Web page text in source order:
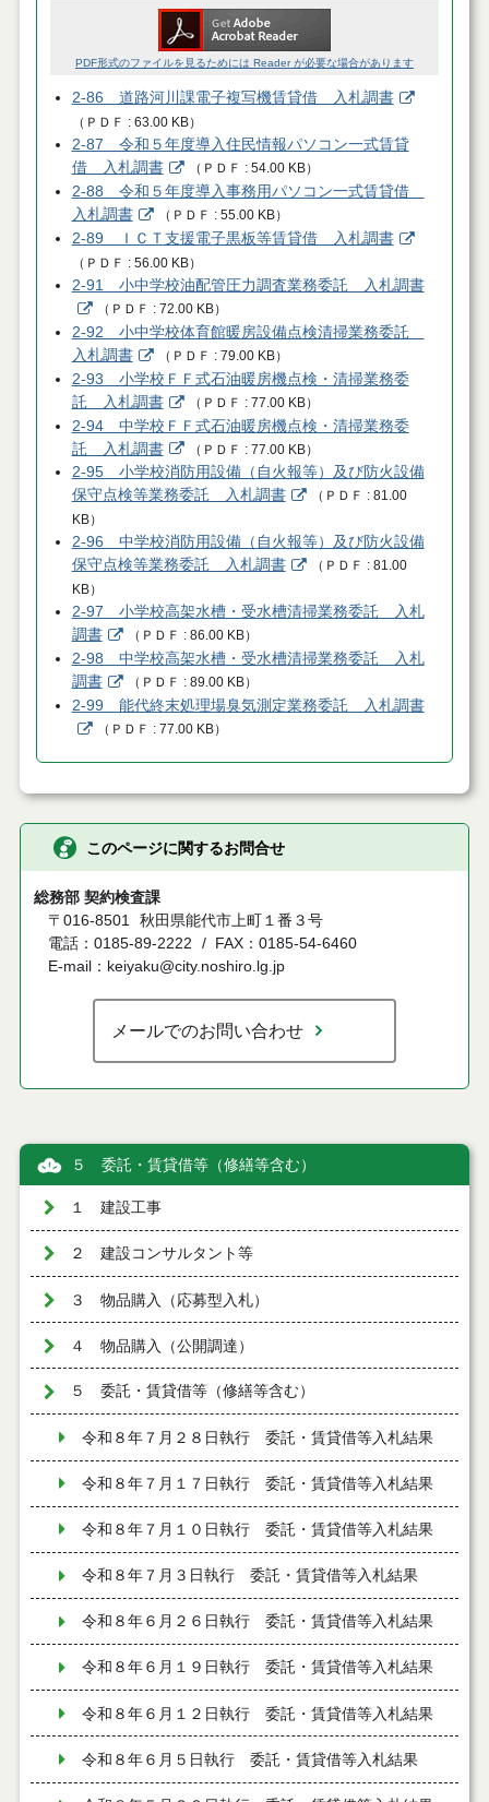
PDF形式のファイルを見るためには Reader が必要な場合があります
2-86 道路河川課電子複写機賃貸借 入札調書
（ ＰＤＦ 63.00 KB）
2-87 令和５年度導入住民情報パソコン一式賃貸
借 入札調書
（ ＰＤＦ 54.00 KB）
2-88 令和５年度導入事務用パソコン一式賃貸借
入札調書
（ ＰＤＦ 55.00 KB）
2-89 ＩＣＴ支援電子黒板等賃貸借 入札調書
（ ＰＤＦ 56.00 KB）
2-91 小中学校油配管圧力調査業務委託 入札調書
（ ＰＤＦ 72.00 KB）
2-92 小中学校体育館暖房設備点検清掃業務委託
入札調書
（ ＰＤＦ 79.00 KB）
2-93 小学校ＦＦ式石油暖房機点検・清掃業務委
託 入札調書
（ ＰＤＦ 77.00 KB）
2-94 中学校ＦＦ式石油暖房機点検・清掃業務委
託 入札調書
（ ＰＤＦ 77.00 KB）
2-95 小学校消防用設備（自火報等）及び防火設備
保守点検等業務委託 入札調書
（ ＰＤＦ
81.00
KB）
2-96 中学校消防用設備（自火報等）及び防火設備
保守点検等業務委託 入札調書
（ ＰＤＦ
81.00
KB）
2-97 小学校高架水槽・受水槽清掃業務委託 入札
調書
（ ＰＤＦ 86.00 KB）
2-98 中学校高架水槽・受水槽清掃業務委託 入札
調書
（ ＰＤＦ 89.00 KB）
2-99 能代終末処理場臭気測定業務委託 入札調書
（ ＰＤＦ 77.00 KB）
このページに関するお問合せ
総務部 契約検査課
〒016-8501 秋田県能代市上町１番３号
電話：0185-89-2222
FAX：0185-54-6460
E-mail：keiyaku@city.noshiro.lg.jp
メールでのお問い合わせ
５ 委託・賃貸借等（修繕等含む）
１ 建設工事
２ 建設コンサルタント等
３ 物品購入（応募型入札）
４ 物品購入（公開調達）
５ 委託・賃貸借等（修繕等含む）
令和８年７月２８日執行 委託・賃貸借等入札結果
令和８年７月１７日執行 委託・賃貸借等入札結果
令和８年７月１０日執行 委託・賃貸借等入札結果
令和８年７月３日執行 委託・賃貸借等入札結果
令和８年６月２６日執行 委託・賃貸借等入札結果
令和８年６月１９日執行 委託・賃貸借等入札結果
令和８年６月１２日執行 委託・賃貸借等入札結果
令和８年６月５日執行 委託・賃貸借等入札結果